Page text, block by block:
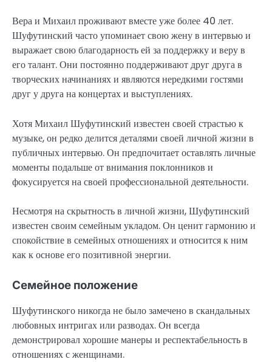
Вера и Михаил проживают вместе уже более 40 лет.
Шуфутинский часто упоминает свою жену в интервью и
выражает свою благодарность ей за поддержку и веру в
его талант. Они постоянно поддерживают друг друга в
творческих начинаниях и являются нередкими гостями
друг у друга на концертах и выступлениях.
Хотя Михаил Шуфутинский известен своей страстью к
музыке, он редко делится деталями своей личной жизни в
публичных интервью. Он предпочитает оставлять личные
моменты подальше от внимания поклонников и
фокусируется на своей профессиональной деятельности.
Несмотря на скрытность в личной жизни, Шуфутинский
известен своим семейным укладом. Он ценит гармонию и
спокойствие в семейных отношениях и относится к ним
как к основе его позитивной энергии.
Семейное положение
Шуфутинского никогда не было замечено в скандальных
любовных интригах или разводах. Он всегда
демонстрировал хорошие манеры и респектабельность в
отношениях с женщинами.